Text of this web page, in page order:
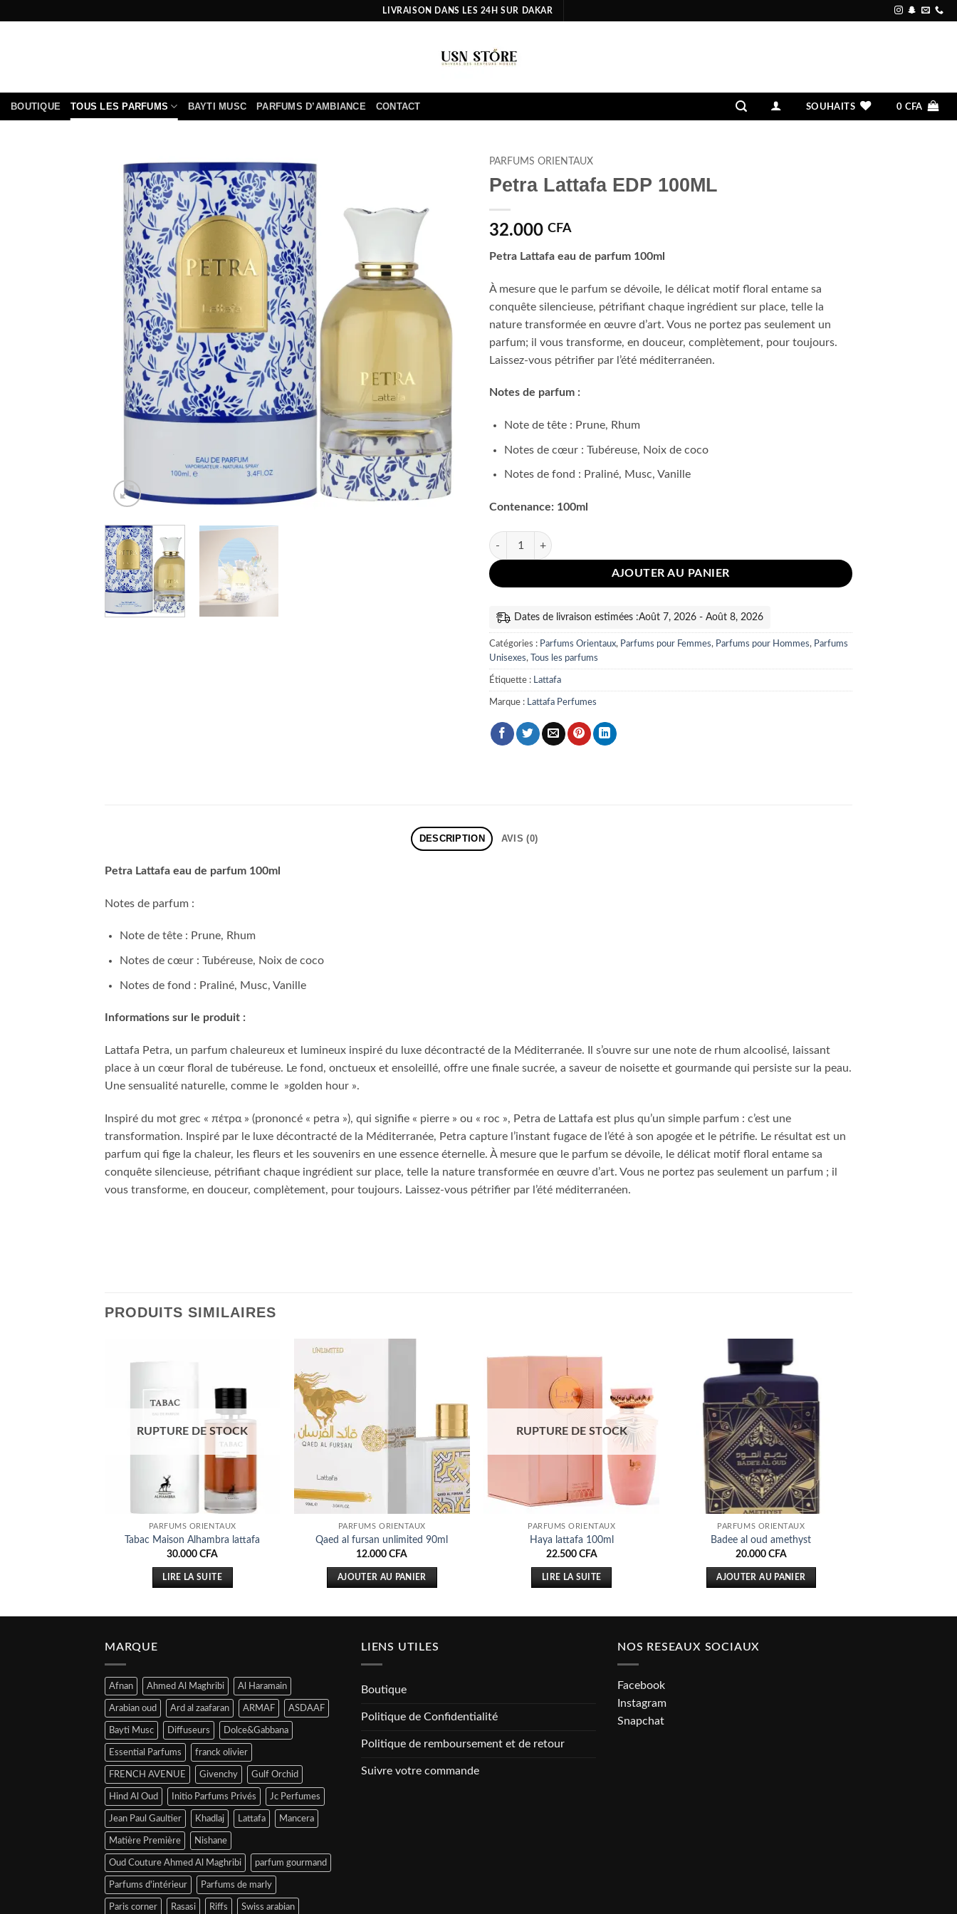
LIVRAISON DANS LES 24H SUR DAKAR
BOUTIQUE TOUS LES PARFUMS BAYTI MUSC PARFUMS D’AMBIANCE CONTACT SOUHAITS 0 CFA
à la liste
d’envies
PARFUMS ORIENTAUX
Petra Lattafa EDP 100ML
32.000 CFA
Petra Lattafa eau de parfum 100ml
À mesure que le parfum se dévoile, le délicat motif floral entame sa
conquête silencieuse, pétrifiant chaque ingrédient sur place, telle la
nature transformée en œuvre d’art. Vous ne portez pas seulement un
parfum; il vous transforme, en douceur, complètement, pour toujours.
Laissez-vous pétrifier par l’été méditerranéen.
Notes de parfum :
Note de tête : Prune, Rhum
Notes de cœur : Tubéreuse, Noix de coco
Notes de fond : Praliné, Musc, Vanille
Contenance: 100ml
quantité de Petra Lattafa EDP 100ML
AJOUTER AU PANIER
Dates de livraison estimées :Août 7, 2026 - Août 8, 2026
Catégories : Parfums Orientaux, Parfums pour Femmes, Parfums pour Hommes, Parfums
Unisexes, Tous les parfums
Étiquette : Lattafa
Marque : Lattafa Perfumes
DESCRIPTION AVIS (0)
Petra Lattafa eau de parfum 100ml
Notes de parfum :
Note de tête : Prune, Rhum
Notes de cœur : Tubéreuse, Noix de coco
Notes de fond : Praliné, Musc, Vanille
Informations sur le produit :
Lattafa Petra, un parfum chaleureux et lumineux inspiré du luxe décontracté de la Méditerranée. Il s’ouvre sur une note de rhum alcoolisé, laissant
place à un cœur floral de tubéreuse. Le fond, onctueux et ensoleillé, offre une finale sucrée, a saveur de noisette et gourmande qui persiste sur la peau.
Une sensualité naturelle, comme le »golden hour ».
Inspiré du mot grec « πέτρα » (prononcé « petra »), qui signifie « pierre » ou « roc », Petra de Lattafa est plus qu’un simple parfum : c’est une
transformation. Inspiré par le luxe décontracté de la Méditerranée, Petra capture l’instant fugace de l’été à son apogée et le pétrifie. Le résultat est un
parfum qui fige la chaleur, les fleurs et les souvenirs en une essence éternelle. À mesure que le parfum se dévoile, le délicat motif floral entame sa
conquête silencieuse, pétrifiant chaque ingrédient sur place, telle la nature transformée en œuvre d’art. Vous ne portez pas seulement un parfum ; il
vous transforme, en douceur, complètement, pour toujours. Laissez-vous pétrifier par l’été méditerranéen.
PRODUITS SIMILAIRES
à la liste
d’envies
RUPTURE DE STOCK
PARFUMS ORIENTAUX
Tabac Maison Alhambra lattafa
30.000CFA
LIRE LA SUITE
PARFUMS ORIENTAUX
Qaed al fursan unlimited 90ml
12.000CFA
AJOUTER AU PANIER
à la liste
d’envies
RUPTURE DE STOCK
PARFUMS ORIENTAUX
Haya lattafa 100ml
22.500 CFA
LIRE LA SUITE
Ajouter
d’envies
PARFUMS ORIENTAUX
Badee al oud amethyst
20.000 CFA
AJOUTER AU PANIER
MARQUE
Afnan Ahmed Al Maghribi Al Haramain
Arabian oud Ard al zaafaran ARMAF ASDAAF
Bayti Musc Diffuseurs Dolce&Gabbana
Essential Parfums franck olivier
FRENCH AVENUE Givenchy Gulf Orchid
Hind Al Oud Initio Parfums Privés Jc Perfumes
Jean Paul Gaultier Khadlaj Lattafa Mancera
Matière Première Nishane
Oud Couture Ahmed Al Maghribi parfum gourmand
Parfums d'intérieur Parfums de marly
Paris corner Rasasi Riffs Swiss arabian
LIENS UTILES
Boutique
Politique de Confidentialité
Politique de remboursement et de retour
Suivre votre commande
NOS RESEAUX SOCIAUX
Facebook
Instagram
Snapchat